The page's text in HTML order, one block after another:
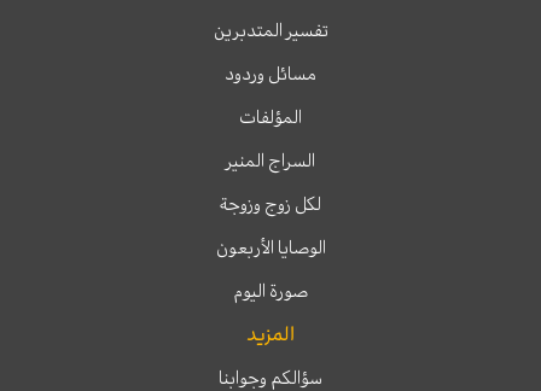
تفسير المتدبرين
مسائل وردود
المؤلفات
السراج المنير
لكل زوج وزوجة
الوصايا الأربعون
صورة اليوم
المزيد
سؤالكم وجوابنا